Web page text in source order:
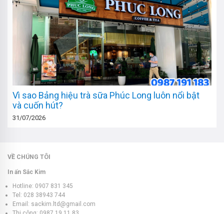
Vì sao Bảng hiệu trà sữa Phúc Long luôn nổi bật
và cuốn hút?
31/07/2026
VỀ CHÚNG TÔI
In ấn Sắc Kim
Hotline: 0907 831 345
Tel: 028 38943 744
Email: sackim.ltd@gmail.com